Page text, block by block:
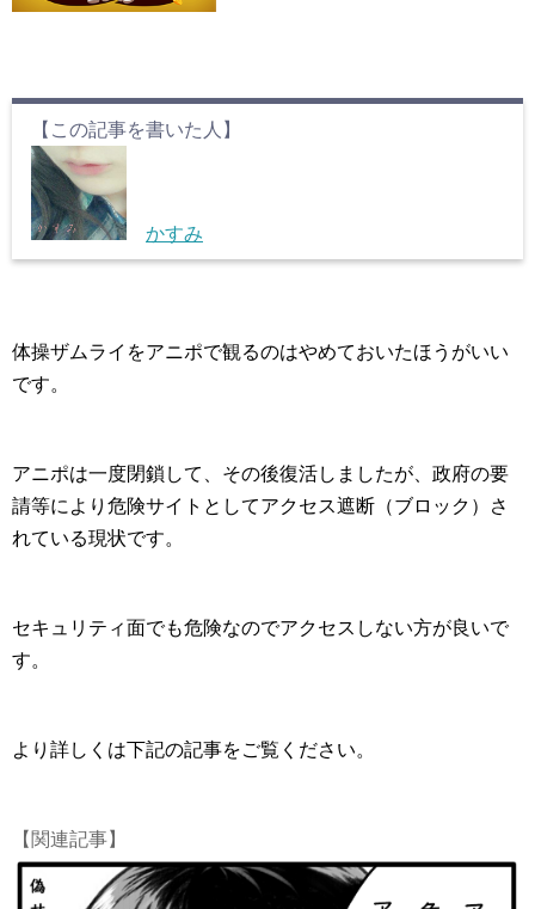
【この記事を書いた人】
かすみ
体操ザムライをアニポで観るのはやめておいたほうがいい
です。
アニポは一度閉鎖して、その後復活しましたが、政府の要
請等により危険サイトとしてアクセス遮断（ブロック）さ
れている現状です。
セキュリティ面でも危険なのでアクセスしない方が良いで
す。
より詳しくは下記の記事をご覧ください。
【関連記事】